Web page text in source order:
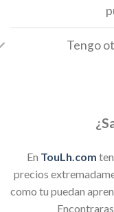
Tengo
En TouLh.com
precios
como tu puedan